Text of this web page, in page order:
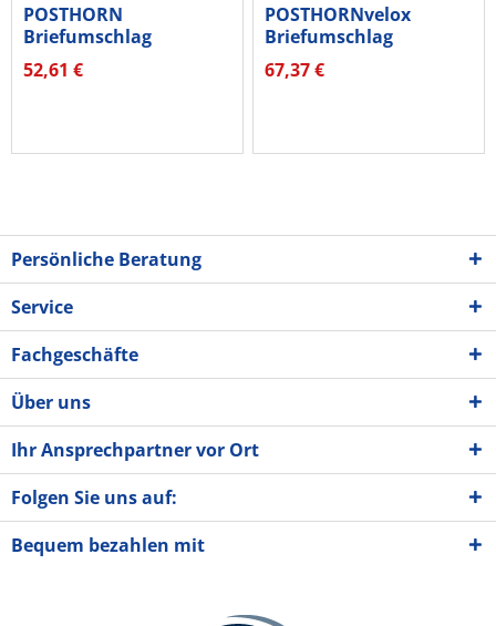
POSTHORN
Briefumschlag
01526150 C6/5 nk 75g
ws...
52,61 €
POSTHORNvelox
Briefumschlag
02526852 C6/5 mF nk...
67,37 €
Persönliche Beratung
Service
Fachgeschäfte
Über uns
Ihr Ansprechpartner vor Ort
Folgen Sie uns auf:
Bequem bezahlen mit